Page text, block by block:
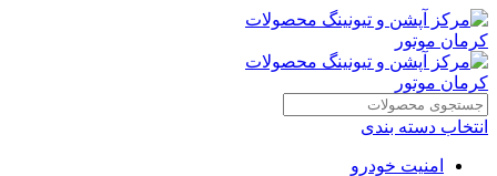
انتخاب دسته بندی
امنیت خودرو